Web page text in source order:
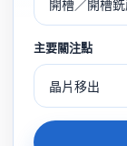
主要關注點